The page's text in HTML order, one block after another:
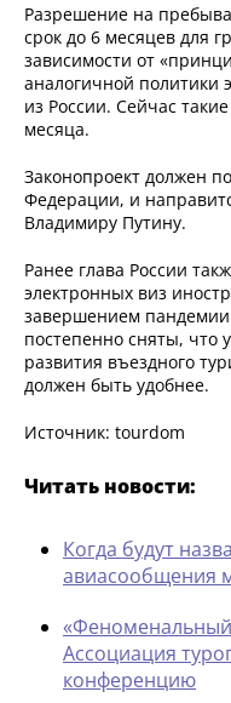
Разрешение на
срок до 6 месяцев для
зависимости от
аналогичной политики
из России. Сейчас
месяца.
Законопроект должен
Федерации, и
Владимиру Путину.
Ранее глава России
электронных виз
завершением
постепенно сняты, что
развития въездного
должен быть удобнее.
Источник: tourdom
Читать новости:
Когда будут
авиасообщения
«Феноменальный
Ассоциация
конференцию